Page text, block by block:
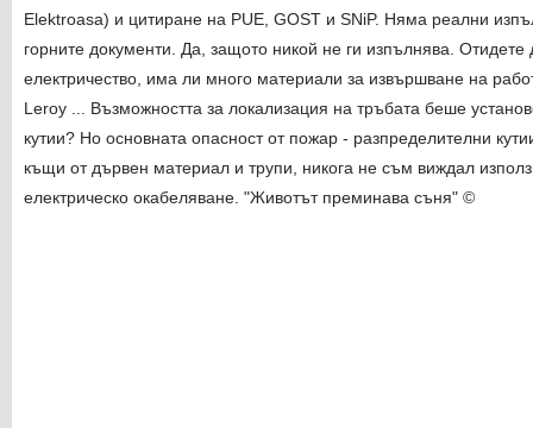
Elektroasa) и цитиране на PUE, GOST и SNiP. Няма реални
горните документи. Да, защото никой не ги изпълнява. Отидете
електричество, има ли много материали за извършване на
Leroy ... Възможността за локализация на тръбата беше
кутии? Но основната опасност от пожар - разпределителни
къщи от дървен материал и трупи, никога не съм виждал
електрическо окабеляване. "Животът преминава съня" ©